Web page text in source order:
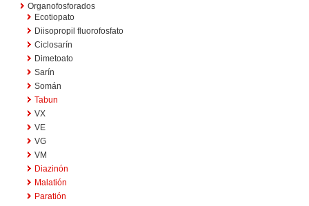
Organofosforados
Ecotiopato
Diisopropil fluorofosfato
Ciclosarín
Dimetoato
Sarín
Somán
Tabun
VX
VE
VG
VM
Diazinón
Malatión
Paratión